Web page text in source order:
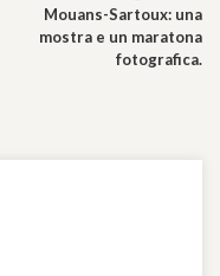
Mouans-Sartoux: una
mostra e un maratona
fotografica.